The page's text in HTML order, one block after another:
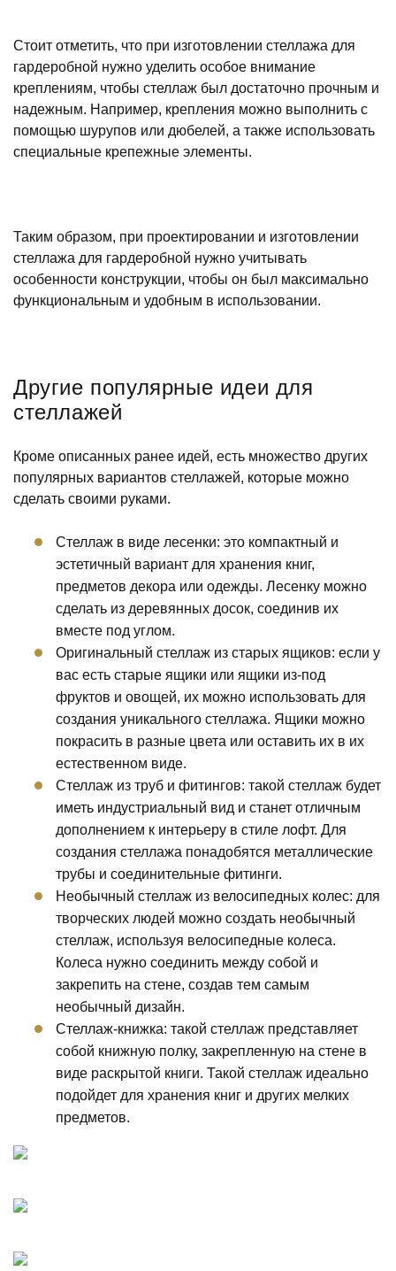
Стоит отметить, что при изготовлении стеллажа для
гардеробной нужно уделить особое внимание
креплениям, чтобы стеллаж был достаточно прочным и
надежным. Например, крепления можно выполнить с
помощью шурупов или дюбелей, а также использовать
специальные крепежные элементы.
Таким образом, при проектировании и изготовлении
стеллажа для гардеробной нужно учитывать
особенности конструкции, чтобы он был максимально
функциональным и удобным в использовании.
Другие популярные идеи для
стеллажей
Кроме описанных ранее идей, есть множество других
популярных вариантов стеллажей, которые можно
сделать своими руками.
Стеллаж в виде лесенки: это компактный и
эстетичный вариант для хранения книг,
предметов декора или одежды. Лесенку можно
сделать из деревянных досок, соединив их
вместе под углом.
Оригинальный стеллаж из старых ящиков: если у
вас есть старые ящики или ящики из-под
фруктов и овощей, их можно использовать для
создания уникального стеллажа. Ящики можно
покрасить в разные цвета или оставить их в их
естественном виде.
Стеллаж из труб и фитингов: такой стеллаж будет
иметь индустриальный вид и станет отличным
дополнением к интерьеру в стиле лофт. Для
создания стеллажа понадобятся металлические
трубы и соединительные фитинги.
Необычный стеллаж из велосипедных колес: для
творческих людей можно создать необычный
стеллаж, используя велосипедные колеса.
Колеса нужно соединить между собой и
закрепить на стене, создав тем самым
необычный дизайн.
Стеллаж-книжка: такой стеллаж представляет
собой книжную полку, закрепленную на стене в
виде раскрытой книги. Такой стеллаж идеально
подойдет для хранения книг и других мелких
предметов.